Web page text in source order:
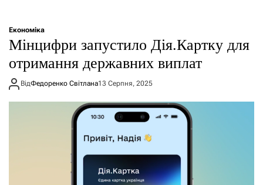
Економіка
Мінцифри запустило Дія.Картку для
отримання державних виплат
ВідФедоренко Світлана13 Серпня, 2025